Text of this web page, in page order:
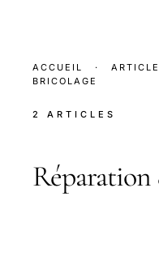
ACCUEIL ·
BRICOLAGE
2 ARTICLES